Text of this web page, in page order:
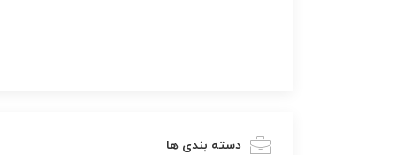
دسته بندی ها